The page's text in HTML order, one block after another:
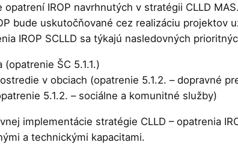
opatrení IROP navrhnutých v stratégii CLLD
bude uskutočňované cez realizáciu projektov
IROP SCLLD sa týkajú nasledovných
ŠC 5.1.1.)
v obciach (opatrenie 5.1.2. – dopravné
5.1.2. – sociálne a komunitné služby)
implementácie stratégie CLLD – opatrenia
a technickými kapacitami.